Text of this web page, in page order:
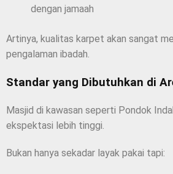
dengan jamaah
Artinya, kualitas karpet akan sangat
pengalaman ibadah.
Standar yang Dibutuhkan di
Masjid di kawasan seperti Pondok
ekspektasi lebih tinggi.
Bukan hanya sekadar layak pakai tapi: